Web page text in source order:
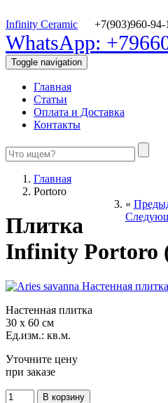
Infinity Ceramic +7(903)960-94-
WhatsApp:
Toggle navigation
Главная
Статьи
Оплата и Доставка
Контакты
Главная
Portoro
«
Плитка
Infinity Portoro
Настенная плитка
30 x 60 см
Ед.изм.: кв.м.
Уточните цену
при заказе